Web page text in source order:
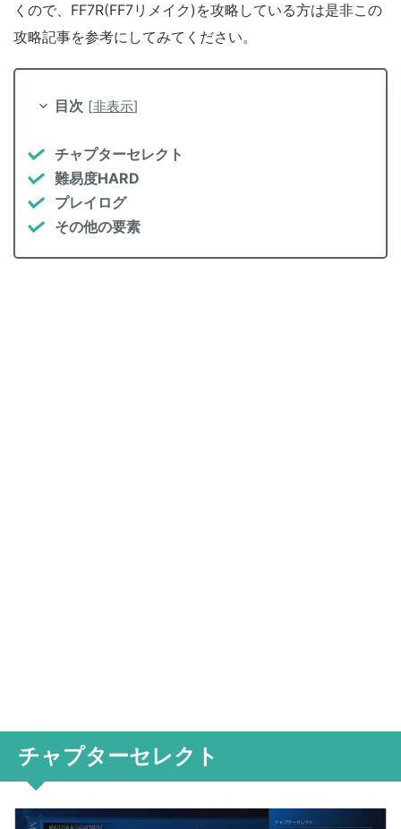
くので、FF7R(FF7リメイク)を攻略している方は是非この
攻略記事を参考にしてみてください。
目次 [非表示]
チャプターセレクト
難易度HARD
プレイログ
その他の要素
チャプターセレクト